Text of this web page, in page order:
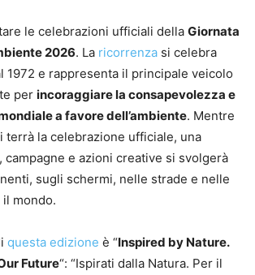
le celebrazioni ufficiali della Giornata
2026. La ricorrenza si celebra
1972 e rappresenta il principale veicolo
per incoraggiare la consapevolezza e
a favore dell’ambiente. Mentre
terrà la celebrazione ufficiale, una
campagne e azioni creative si svolgerà
sugli schermi, nelle strade e nelle
mondo.
questa edizione è “Inspired by Nature.
Future“: “Ispirati dalla Natura. Per il